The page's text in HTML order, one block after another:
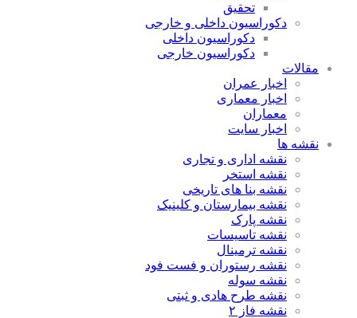
تحقیق
دکوراسیون داخلی و خارجی
دکوراسیون داخلی
دکوراسیون خارجی
مقالات
اخبار عمران
اخبار معماری
معماران
اخبار سایت
نقشه ها
نقشه اداری و تجاری
نقشه استخر
نقشه بنا های تاریخی
نقشه بیمارستان و کلینیک
نقشه پارک
نقشه تاسیسات
نقشه ترمینال
نقشه رستوران و فست فود
نقشه سوله
نقشه طرح هادی و ثبتی
نقشه فاز ۲